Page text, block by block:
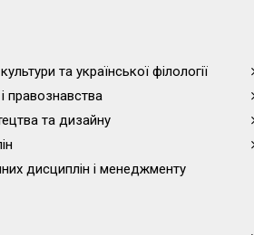
та української філології
правознавства
та дизайну
дисциплін і менеджменту